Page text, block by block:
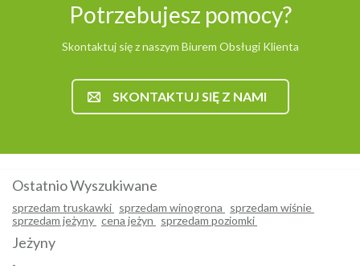
Potrzebujesz pomocy?
Skontaktuj się z naszym Biurem Obsługi Klienta
SKONTAKTUJ SIĘ Z NAMI
Ostatnio Wyszukiwane
sprzedam truskawki sprzedam winogrona
sprzedam wiśnie
sprzedam jeżyny cena jeżyn sprzedam poziomki
Jeżyny
-